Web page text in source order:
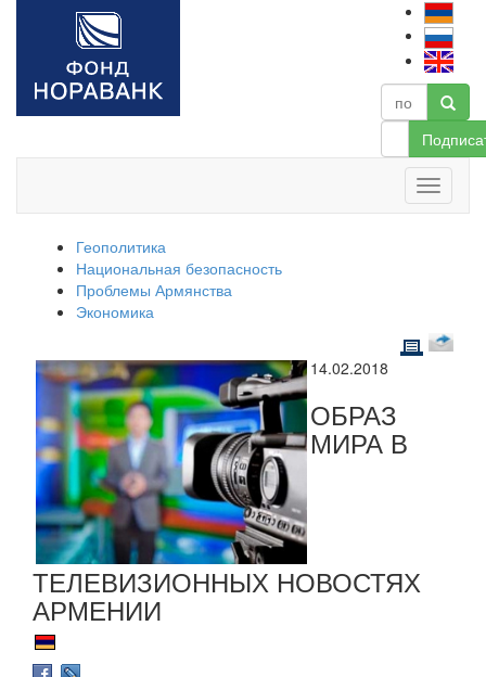
Геополитика
Национальная безопасность
Проблемы Армянства
Экономика
14.02.2018
ОБРАЗ
МИРА В
ТЕЛЕВИЗИОННЫХ НОВОСТЯХ
АРМЕНИИ